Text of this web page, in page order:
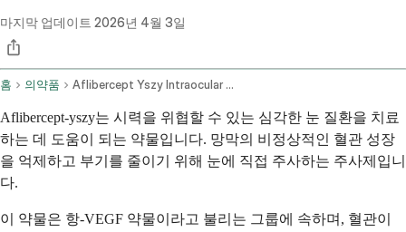
마지막 업데이트 2026년 4월 3일
홈 의약품 Aflibercept Yszy Intraocular Route
Aflibercept-yszy는 시력을 위협할 수 있는 심각한 눈 질환을 치료
하는 데 도움이 되는 약물입니다. 망막의 비정상적인 혈관 성장
을 억제하고 부기를 줄이기 위해 눈에 직접 주사하는 주사제입니
다.
이 약물은 항-VEGF 약물이라고 불리는 그룹에 속하며, 혈관이